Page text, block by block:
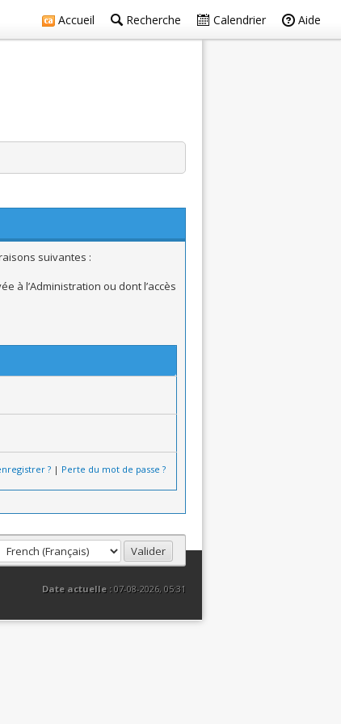
Accueil Recherche Calendrier Aide
suivantes :
à l’Administration ou dont l’accès
? | Perte du mot de passe ?
Date actuelle :07-08-2026, 05:31